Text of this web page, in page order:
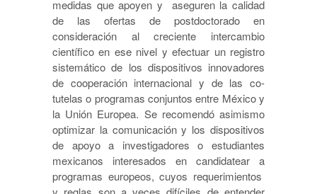
medidas que apoyen y aseguren la calidad
de las ofertas de postdoctorado en
consideración al creciente intercambio
científico en ese nivel y efectuar un registro
sistemático de los dispositivos innovadores
de cooperación internacional y de las co-
tutelas o programas conjuntos entre México y
la Unión Europea. Se recomendó asimismo
optimizar la comunicación y los dispositivos
de apoyo a investigadores o estudiantes
mexicanos interesados en candidatear a
programas europeos, cuyos requerimientos